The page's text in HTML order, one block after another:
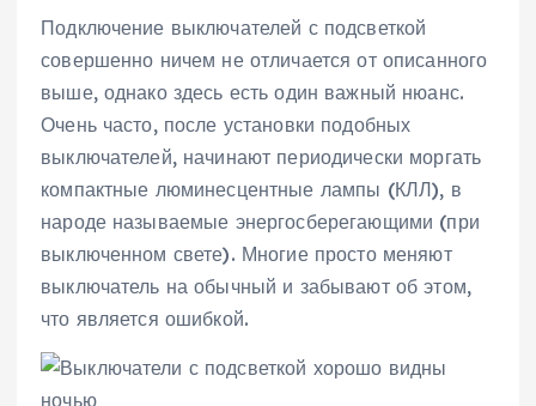
Подключение выключателей с подсветкой
совершенно ничем не отличается от описанного
выше, однако здесь есть один важный нюанс.
Очень часто, после установки подобных
выключателей, начинают периодически моргать
компактные люминесцентные лампы (КЛЛ), в
народе называемые энергосберегающими (при
выключенном свете). Многие просто меняют
выключатель на обычный и забывают об этом,
что является ошибкой.